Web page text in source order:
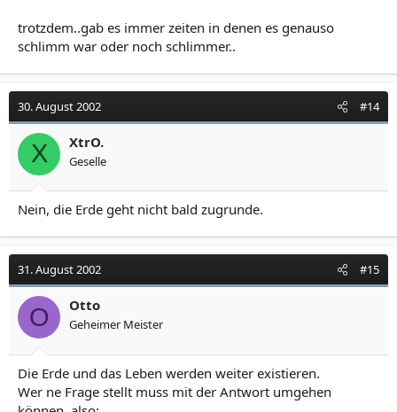
trotzdem..gab es immer zeiten in denen es genauso
schlimm war oder noch schlimmer..
30. August 2002 #14
X XtrO.
Geselle
Nein, die Erde geht nicht bald zugrunde.
31. August 2002 #15
O Otto
Geheimer Meister
Die Erde und das Leben werden weiter existieren.
Wer ne Frage stellt muss mit der Antwort umgehen